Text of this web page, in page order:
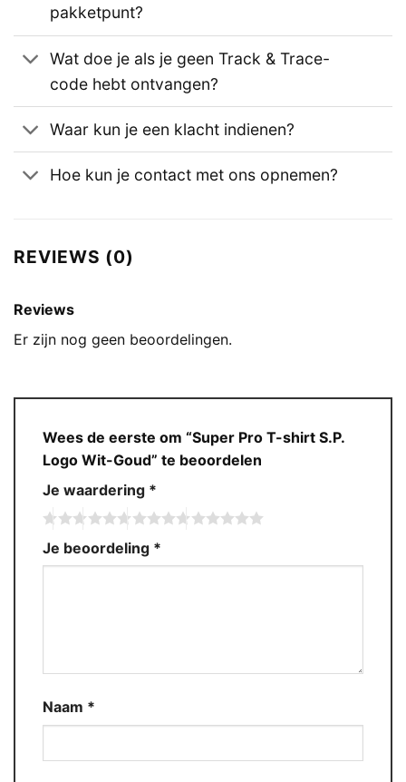
pakketpunt?
Wat doe je als je geen Track & Trace-
code hebt ontvangen?
Waar kun je een klacht indienen?
Hoe kun je contact met ons opnemen?
REVIEWS (0)
Reviews
Er zijn nog geen beoordelingen.
Wees de eerste om “Super Pro T-shirt S.P.
Logo Wit-Goud” te beoordelen
Je waardering *
Je beoordeling *
Naam *